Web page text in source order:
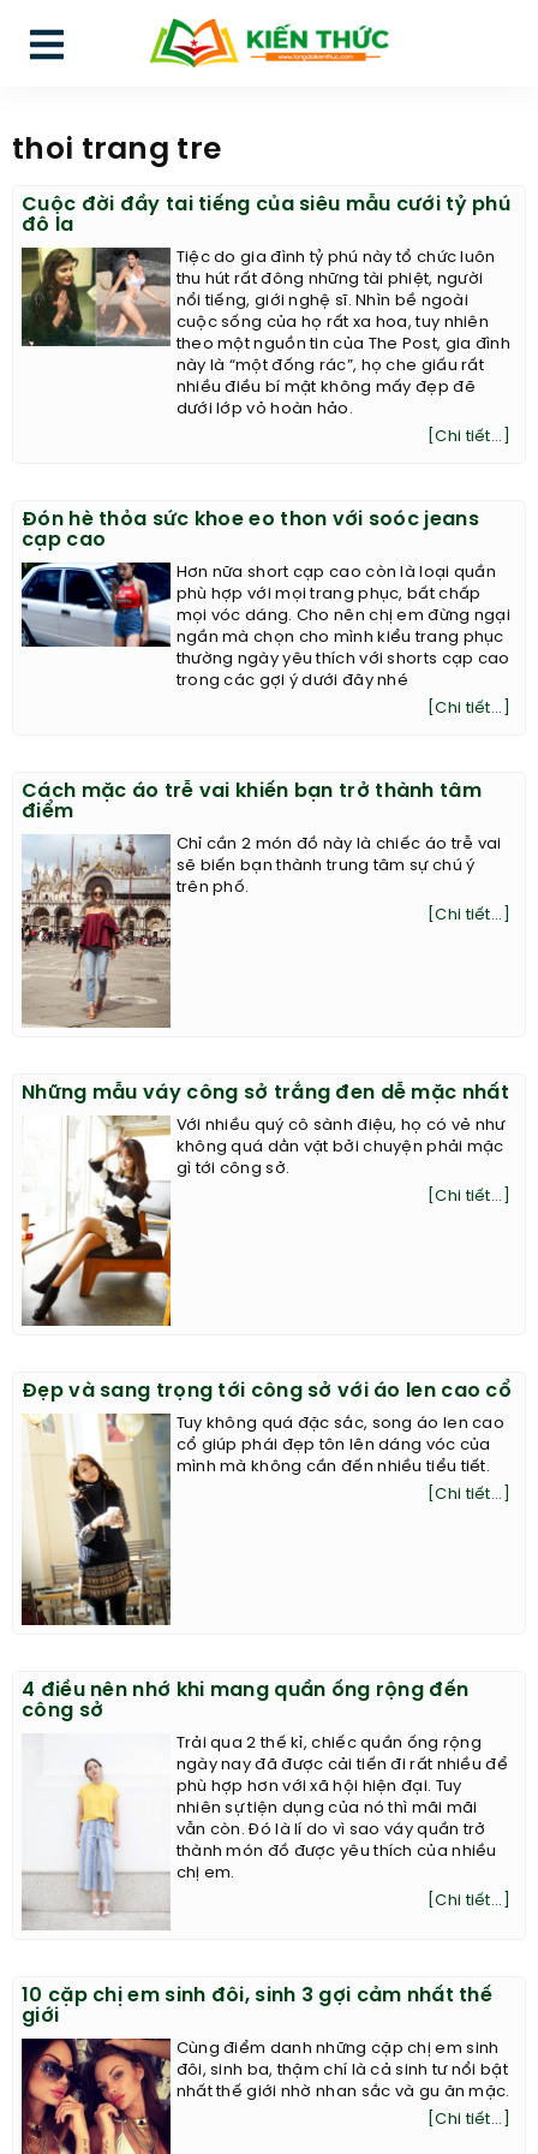
thoi trang tre
Cuộc đời đầy tai tiếng của siêu mẫu cưới tỷ phú
đô la
Tiệc do gia đình tỷ phú này tổ chức luôn
thu hút rất đông những tài phiệt, người
nổi tiếng, giới nghệ sĩ. Nhìn bề ngoài
cuộc sống của họ rất xa hoa, tuy nhiên
theo một nguồn tin của The Post, gia đình
này là “một đống rác”, họ che giấu rất
nhiều điều bí mật không mấy đẹp đẽ
dưới lớp vỏ hoàn hảo.
[Chi tiết...]
Đón hè thỏa sức khoe eo thon với soóc jeans
cạp cao
Hơn nữa short cạp cao còn là loại quần
phù hợp với mọi trang phục, bất chấp
mọi vóc dáng. Cho nên chị em đừng ngại
ngần mà chọn cho mình kiểu trang phục
thường ngày yêu thích với shorts cạp cao
trong các gợi ý dưới đây nhé
[Chi tiết...]
Cách mặc áo trễ vai khiến bạn trở thành tâm
điểm
Chỉ cần 2 món đồ này là chiếc áo trễ vai
sẽ biến bạn thành trung tâm sự chú ý
trên phố.
[Chi tiết...]
Những mẫu váy công sở trắng đen dễ mặc nhất
Với nhiều quý cô sành điệu, họ có vẻ như
không quá dằn vặt bởi chuyện phải mặc
gì tới công sở.
[Chi tiết...]
Đẹp và sang trọng tới công sở với áo len cao cổ
Tuy không quá đặc sắc, song áo len cao
cổ giúp phái đẹp tôn lên dáng vóc của
mình mà không cần đến nhiều tiểu tiết.
[Chi tiết...]
4 điều nên nhớ khi mang quần ống rộng đến
công sở
Trải qua 2 thế kỉ, chiếc quần ống rộng
ngày nay đã được cải tiến đi rất nhiều để
phù hợp hơn với xã hội hiện đại. Tuy
nhiên sự tiện dụng của nó thì mãi mãi
vẫn còn. Đó là lí do vì sao váy quần trở
thành món đồ được yêu thích của nhiều
chị em.
[Chi tiết...]
10 cặp chị em sinh đôi, sinh 3 gợi cảm nhất thế
giới
Cùng điểm danh những cặp chị em sinh
đôi, sinh ba, thậm chí là cả sinh tư nổi bật
nhất thế giới nhờ nhan sắc và gu ăn mặc.
[Chi tiết...]